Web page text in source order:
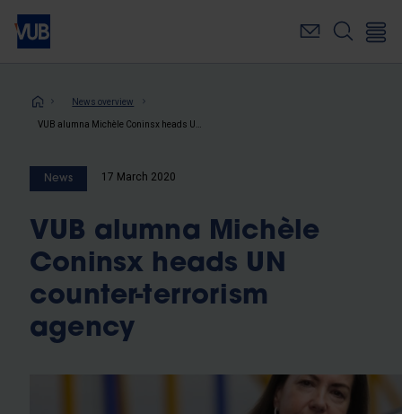
Skip
main
Breadcrumb
News overview
News 17 March 2020
VUB alumna Michèle
Coninsx heads UN
counter-terrorism
agency